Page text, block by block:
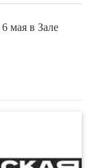
мая в Зале